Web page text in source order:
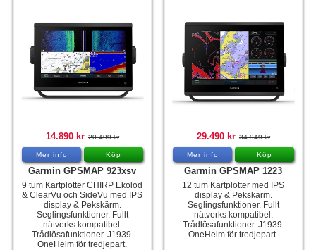
14.890 kr 20.499 kr
Mer info Köp
Garmin GPSMAP 923xsv
9 tum Kartplotter CHIRP Ekolod
& ClearVu och SideVu med IPS
display & Pekskärm.
Seglingsfunktioner. Fullt
nätverks kompatibel.
Trådlösafunktioner. J1939.
OneHelm för tredjepart.
29.490 kr 34.949 kr
Mer info Köp
Garmin GPSMAP 1223
12 tum Kartplotter med IPS
display & Pekskärm.
Seglingsfunktioner. Fullt
nätverks kompatibel.
Trådlösafunktioner. J1939.
OneHelm för tredjepart.